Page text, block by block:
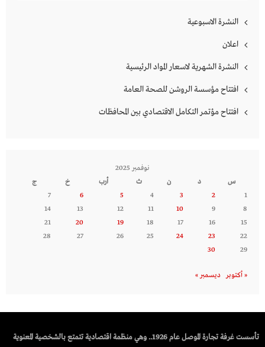
النشرة الاسبوعية
اعلان
النشرة الشهرية لاسعار المواد الرئيسية
افتتاح مؤسسة الروشن للصحة العامة
افتتاح مؤتمر التكامل الاقتصادي بين المحافظات
نوفمبر 2025
س
د ن ث أرب خ
ج
1
2
3
4
5
6
7
8
9
10
11
12
13
14
15
16
17
18
19
20
21
22
23
24
25
26
27
28
29
30
« أكتوبر ديسمبر »
تأسست غرفة تجارة الموصل عام 1926.. وهي منظمة اقتصادية تتمتع بالشخصية المعنوية